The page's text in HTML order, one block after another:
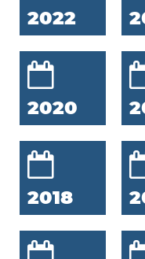
2022
2020
2018